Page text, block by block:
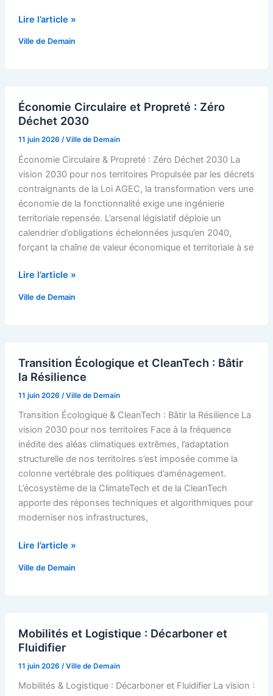
Lire l’article »
Ville de Demain
Économie Circulaire et Propreté : Zéro
Déchet 2030
11 juin 2026 /Ville de Demain
Économie Circulaire & Propreté : Zéro Déchet 2030 La
vision 2030 pour nos territoires Propulsée par les décrets
contraignants de la Loi AGEC, la transformation vers une
économie de la fonctionnalité exige une ingénierie
territoriale repensée. L’arsenal législatif déploie un
calendrier d’obligations échelonnées jusqu’en 2040,
forçant la chaîne de valeur économique et territoriale à se
Circulaire
et
Propreté
Zéro
Déchet
2030
Lire l’article »
Ville de Demain
Transition Écologique et CleanTech : Bâtir
la Résilience
11 juin 2026 /Ville de Demain
Transition Écologique & CleanTech : Bâtir la Résilience La
vision 2030 pour nos territoires Face à la fréquence
inédite des aléas climatiques extrêmes, l’adaptation
structurelle de nos territoires s’est imposée comme la
colonne vertébrale des politiques d’aménagement.
L’écosystème de la ClimateTech et de la CleanTech
apporte des réponses techniques et algorithmiques pour
moderniser nos infrastructures,
Écologique
et
CleanTech
Lire l’article »
Ville de Demain
Mobilités et Logistique : Décarboner et
Fluidifier
11 juin 2026 /Ville de Demain
Mobilités & Logistique : Décarboner et Fluidifier La vision :
et
Logistique
: